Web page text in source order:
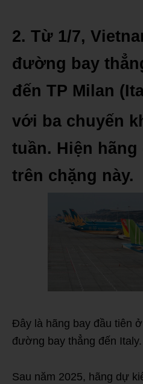
2. Từ 1/7,
đường bay
đến TP Milan
với ba chuyến
tuần. Hiện hãng
trên chặng này.
Đây là hãng bay đầu tiên
đường bay thẳng đến Italy.
Sau năm 2025, hãng dự